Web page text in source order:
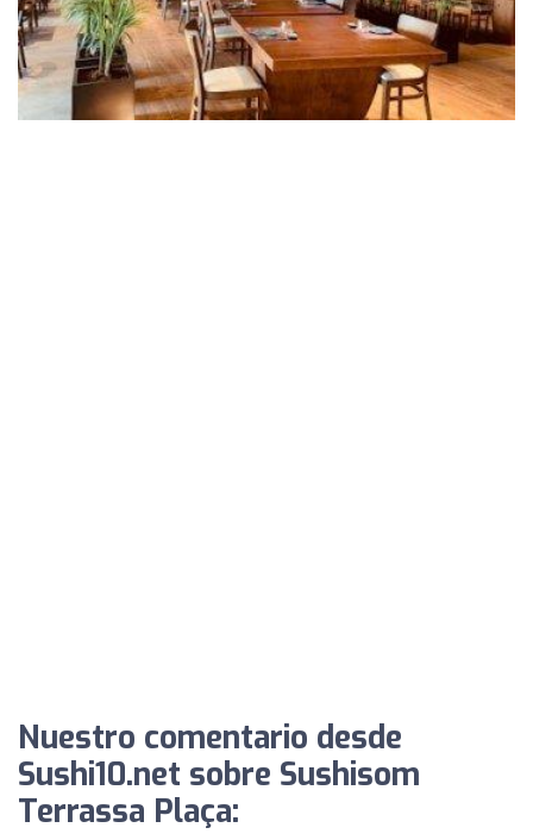
Nuestro comentario desde
Sushi10.net sobre Sushisom
Terrassa Plaça: